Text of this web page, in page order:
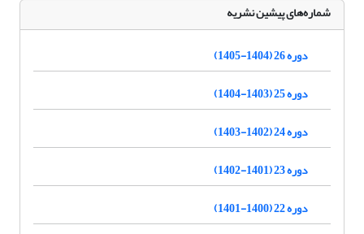
شماره‌های پیشین نشریه
دوره 26 (1404-1405)
دوره 25 (1403-1404)
دوره 24 (1402-1403)
دوره 23 (1401-1402)
دوره 22 (1400-1401)